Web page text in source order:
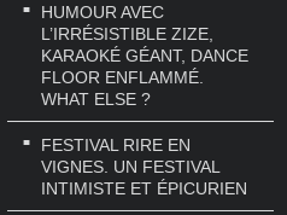
HUMOUR AVEC
L’IRRÉSISTIBLE ZIZE,
KARAOKÉ GÉANT, DANCE
FLOOR ENFLAMMÉ.
WHAT ELSE ?
FESTIVAL RIRE EN
VIGNES. UN FESTIVAL
INTIMISTE ET ÉPICURIEN